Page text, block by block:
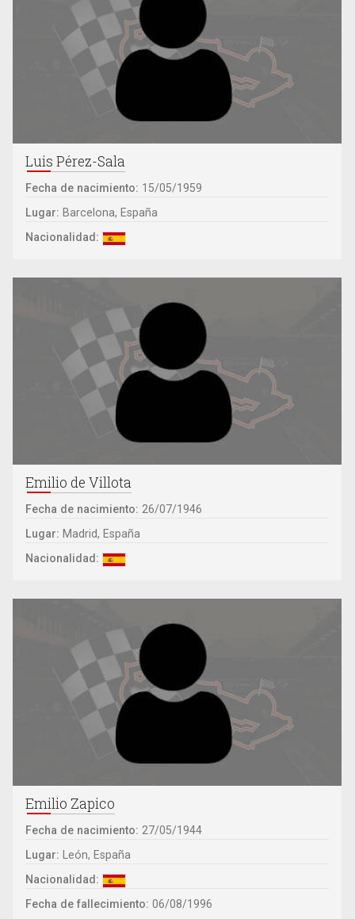
Luis Pérez-Sala
Fecha de nacimiento: 15/05/1959
Lugar: Barcelona, España
Nacionalidad:
Emilio de Villota
Fecha de nacimiento: 26/07/1946
Lugar: Madrid, España
Nacionalidad:
Emilio Zapico
Fecha de nacimiento: 27/05/1944
Lugar: León, España
Nacionalidad:
Fecha de fallecimiento: 06/08/1996